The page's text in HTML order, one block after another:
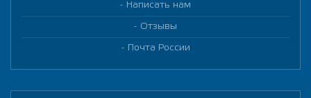
Написать нам
Отзывы
Почта России